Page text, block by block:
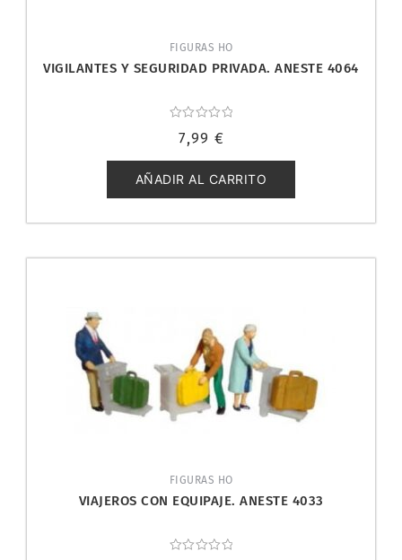
FIGURAS HO
VIGILANTES Y SEGURIDAD PRIVADA. ANESTE 4064
con
de
5
7,99 €
AÑADIR AL CARRITO
FIGURAS HO
VIAJEROS CON EQUIPAJE. ANESTE 4033